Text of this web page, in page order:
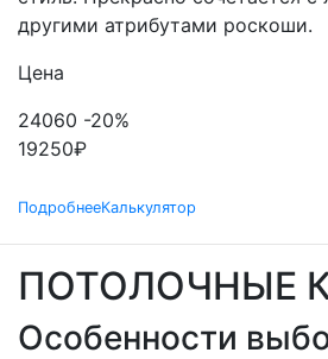
другими атрибутами роскоши.
Цена
24060 -20%
19250₽
ПодробнееКалькулятор
ПОТОЛОЧНЫЕ
Особенности